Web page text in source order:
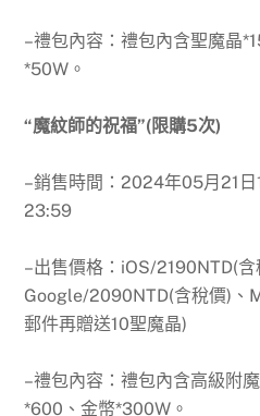
–禮包內容：禮包內含聖魔晶
*50W。
“魔紋師的祝福”(限購5次)
–銷售時間：2024年05月21
23:59
–出售價格：iOS/2190NTD(含
Google/2090NTD(含稅價)、
郵件再贈送10聖魔晶)
–禮包內容：禮包內含高級附
*600、金幣*300W。